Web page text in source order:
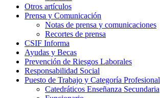
Otros artículos
Prensa y Comunicación
Notas de prensa y comunicaciones
Recortes de prensa
CSIF Informa
Ayudas y Becas
Prevención de Riesgos Laborales
Responsabilidad Social
Puesto de Trabajo y Categoría Profesional
Catedráticos Enseñanza Secundaria